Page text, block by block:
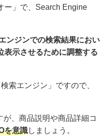
ー」で、Search Engine
ンジンでの検索結果におい
表示させるために調整する
索エンジン」ですので、
、商品説明や商品詳細コ
を意識しましょう。